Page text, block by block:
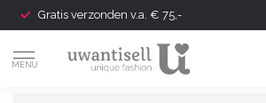
Gratis verzonden v.a. € 75,-
MENU